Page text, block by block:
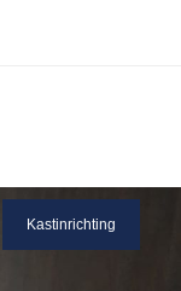
Kastinrichting